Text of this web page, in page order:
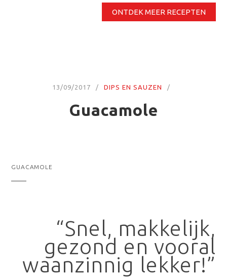
ONTDEK MEER RECEPTEN
13/09/2017 DIPS EN SAUZEN
Guacamole
GUACAMOLE
“Snel, makkelijk,
gezond en vooral
waanzinnig lekker!”